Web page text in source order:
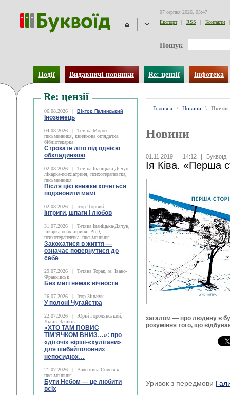
07 серпня 2026, 03:47
Експорт
| RSS | Контакти |
Пошук
Події Видавничі новинки Re: цензії Інфотека
Re: цензії
06.08.2026 | Віктор Палинський
Іноземець
04.08.2026 |
Тетяна Мороз,
письменниця, книжкова оглядачка,
бібліотекарка
Строкате літо під однією
обкладинкою
02.08.2026 |
Тетяна Іваніцька-Дячун
лікарка-психіатриня, психотерапевтка,
письменниця
Після цієї книжки хочеться
подзвонити мамі
02.08.2026 | Ігор Чорний
Інтриги, шпаги і любов
31.07.2026 |
Тетяна Іваніцька-Дячун,
лікарка-психіатриня, PhD,
психотерапевтка, письменниця
Закохатися в життя —
означає повернутися до
себе
29.07.2026 |
Тетяна Торак, м. Івано-
Франківськ
Без миті немає вічности
26.07.2026 | Ігор Зіньчук
У полоні Чугайстра
22.07.2026 |
Юрій Горблянський,
Львів–Зашків
«ХТО ТАМ ПОВИС
ТІМ’ЯЧКОМ ВНИЗ…»: про
«діточі» вірші-«хулігани»
для шибайголовних
непосидюх…
21.07.2026 |
Валентина Семеняк,
письменниця
Бути Небом ― це любити
всіх
Головна \ Новини \ Поезія
Новини
01.11.2019 | 14:12 | Буквоїд
Ія Ківа. «Перша
загалом — про людину в
розуміння того, що
Уривок з передмови